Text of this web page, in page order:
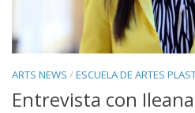
ARTS NEWS /ESCUELA DE ARTES
Entrevista con